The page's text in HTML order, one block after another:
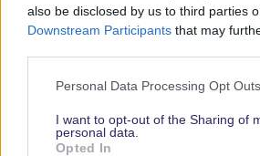
also be disclosed by us to third parties
Downstream Participants that may
Personal Data Processing Opt Outs
I want to opt-out of the Sharing of
personal data.
Opted In